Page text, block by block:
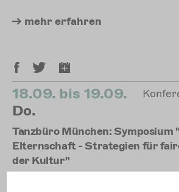
mehr erfahren
18.09. bis 19.09.
Do.
Tanzbüro München: Symposium
Elternschaft - Strategien für
der Kultur"